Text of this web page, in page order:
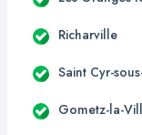
Richarville
Saint Cyr-
Gometz-la-